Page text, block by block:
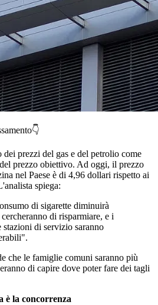
prezzi del gas e del petrolio come
prezzo obiettivo. Ad oggi, il prezzo
nel Paese è di 4,96 dollari rispetto ai
spiega:
di sigarette diminuirà
di risparmiare, e i
di servizio saranno
che le famiglie comuni saranno più
di capire dove poter fare dei tagli
è la concorrenza